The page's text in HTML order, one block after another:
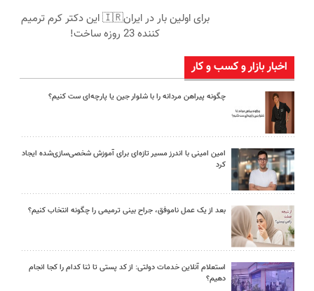
برای اولین بار در ایران🇮🇷 این دکتر کرم ترمیم
کننده 23 روزه ساخت!
اخبار بازار و کسب و کار
چگونه پیراهن مردانه را با شلوار جین یا پارچه‌ای ست کنیم؟
امین امینی با اندرز مسیر تازه‌ای برای آموزش شخصی‌سازی‌شده ایجاد
کرد
بعد از یک عمل ناموفق، جراح بینی ترمیمی را چگونه انتخاب کنیم؟
استعلام آنلاین خدمات دولتی: از کد پستی تا ثنا کدام را کجا انجام
دهیم؟